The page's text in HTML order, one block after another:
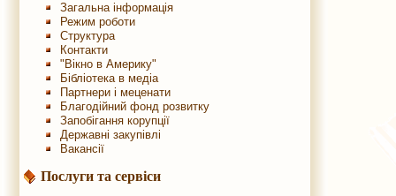
Загальна інформація
Режим роботи
Структура
Контакти
"Вікно в Америку"
Бібліотека в медіа
Партнери і меценати
Благодійний фонд розвитку
Запобігання корупції
Державні закупівлі
Вакансії
Послуги та сервіси